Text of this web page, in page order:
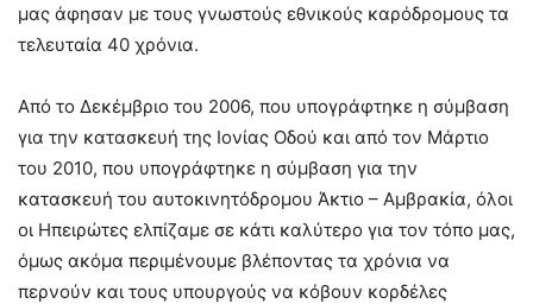
μας άφησαν με τους γνωστούς εθνικούς καρόδρομους τα
τελευταία 40 χρόνια.
Από το Δεκέμβριο του 2006, που υπογράφτηκε η σύμβαση
για την κατασκευή της Ιονίας Οδού και από τον Μάρτιο
του 2010, που υπογράφτηκε η σύμβαση για την
κατασκευή του αυτοκινητόδρομου Άκτιο – Αμβρακία, όλοι
οι Ηπειρώτες ελπίζαμε σε κάτι καλύτερο για τον τόπο μας,
όμως ακόμα περιμένουμε βλέποντας τα χρόνια να
περνούν και τους υπουργούς να κόβουν κορδέλες